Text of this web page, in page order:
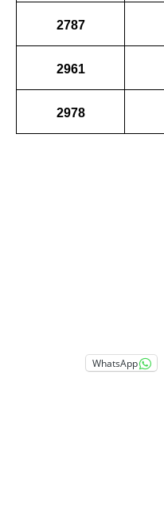
2787
2961
2978
WhatsApp